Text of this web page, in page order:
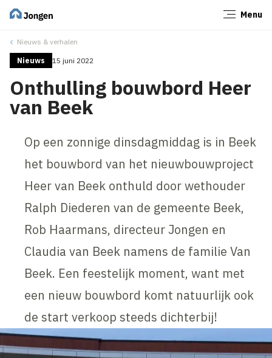
Menu
Nieuws & verhalen
Nieuws 15 juni 2022
Onthulling bouwbord Heer
van Beek
Op een zonnige dinsdagmiddag is in Beek
het bouwbord van het nieuwbouwproject
Heer van Beek onthuld door wethouder
Ralph Diederen van de gemeente Beek,
Rob Haarmans, directeur Jongen en
Claudia van Beek namens de familie Van
Beek. Een feestelijk moment, want met
een nieuw bouwbord komt natuurlijk ook
de start verkoop steeds dichterbij!
Sluiten